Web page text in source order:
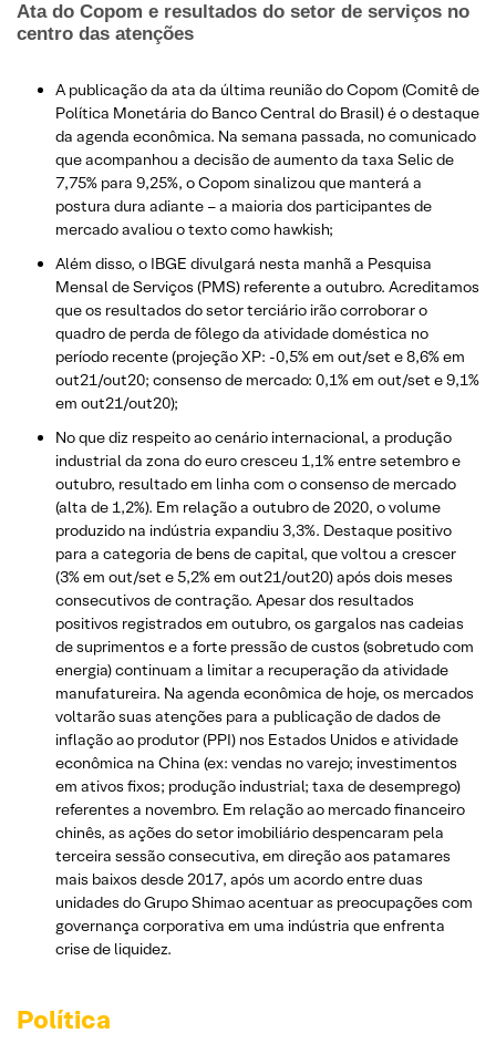
Ata do Copom e resultados do setor de serviços no
centro das atenções
A publicação da ata da última reunião do Copom (Comitê de
Política Monetária do Banco Central do Brasil) é o destaque
da agenda econômica. Na semana passada, no comunicado
que acompanhou a decisão de aumento da taxa Selic de
7,75% para 9,25%, o Copom sinalizou que manterá a
postura dura adiante – a maioria dos participantes de
mercado avaliou o texto como hawkish;
Além disso, o IBGE divulgará nesta manhã a Pesquisa
Mensal de Serviços (PMS) referente a outubro. Acreditamos
que os resultados do setor terciário irão corroborar o
quadro de perda de fôlego da atividade doméstica no
período recente (projeção XP: -0,5% em out/set e 8,6% em
out21/out20; consenso de mercado: 0,1% em out/set e 9,1%
em out21/out20);
No que diz respeito ao cenário internacional, a produção
industrial da zona do euro cresceu 1,1% entre setembro e
outubro, resultado em linha com o consenso de mercado
(alta de 1,2%). Em relação a outubro de 2020, o volume
produzido na indústria expandiu 3,3%. Destaque positivo
para a categoria de bens de capital, que voltou a crescer
(3% em out/set e 5,2% em out21/out20) após dois meses
consecutivos de contração. Apesar dos resultados
positivos registrados em outubro, os gargalos nas cadeias
de suprimentos e a forte pressão de custos (sobretudo com
energia) continuam a limitar a recuperação da atividade
manufatureira. Na agenda econômica de hoje, os mercados
voltarão suas atenções para a publicação de dados de
inflação ao produtor (PPI) nos Estados Unidos e atividade
econômica na China (ex: vendas no varejo; investimentos
em ativos fixos; produção industrial; taxa de desemprego)
referentes a novembro. Em relação ao mercado financeiro
chinês, as ações do setor imobiliário despencaram pela
terceira sessão consecutiva, em direção aos patamares
mais baixos desde 2017, após um acordo entre duas
unidades do Grupo Shimao acentuar as preocupações com
governança corporativa em uma indústria que enfrenta
crise de liquidez.
Política